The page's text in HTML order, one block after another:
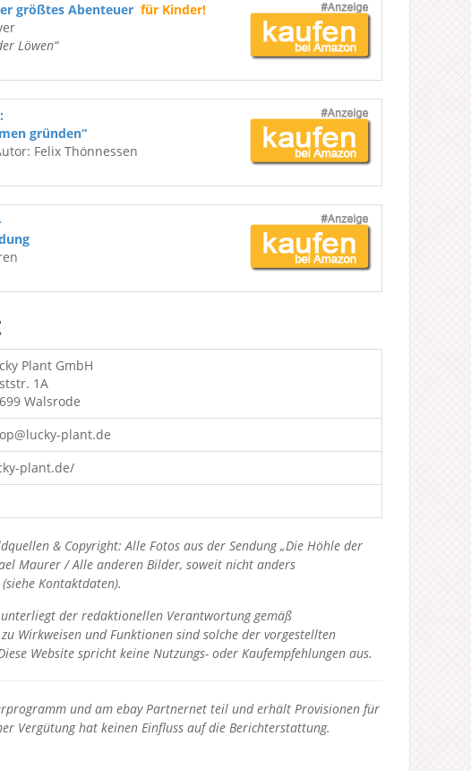
größtes Abenteuer für Kinder!
Löwen“
gründen“
Felix Thönnessen
Plant GmbH
1A
Walsrode
plant.de
plant.de/
& Copyright: Alle Fotos aus der Sendung „Die Höhle der
Maurer / Alle anderen Bilder, soweit nicht anders
Kontaktdaten).
der redaktionellen Verantwortung gemäß
Wirkweisen und Funktionen sind solche der vorgestellten
Website spricht keine Nutzungs- oder Kaufempfehlungen aus.
und am ebay Partnernet teil und erhält Provisionen für
Vergütung hat keinen Einfluss auf die Berichterstattung.